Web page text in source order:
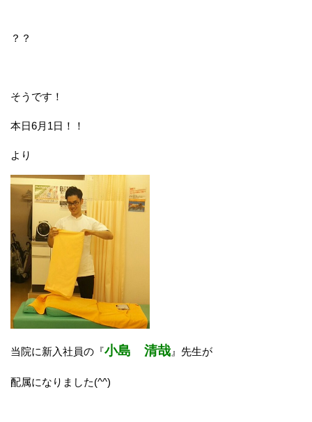
？？
そうです！
本日6月1日！！
より
当院に新入社員の『小島 清哉』先生が
配属になりました(^^)